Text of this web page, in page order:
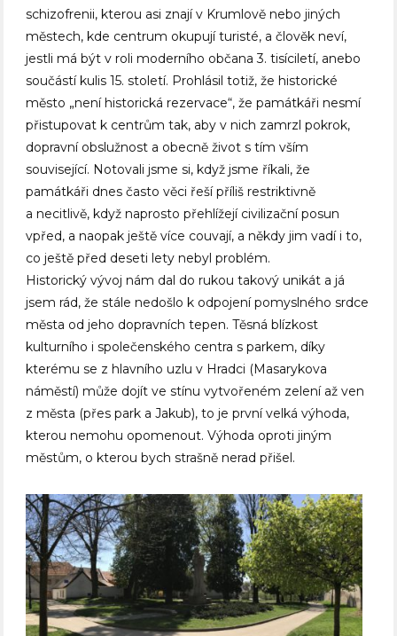
schizofrenii, kterou asi znají v Krumlově nebo jiných
městech, kde centrum okupují turisté, a člověk neví,
jestli má být v roli moderního občana 3. tisíciletí, anebo
součástí kulis 15. století. Prohlásil totiž, že historické
město „není historická rezervace“, že památkáři nesmí
přistupovat k centrům tak, aby v nich zamrzl pokrok,
dopravní obslužnost a obecně život s tím vším
související. Notovali jsme si, když jsme říkali, že
památkáři dnes často věci řeší příliš restriktivně
a necitlivě, když naprosto přehlížejí civilizační posun
vpřed, a naopak ještě více couvají, a někdy jim vadí i to,
co ještě před deseti lety nebyl problém.
Historický vývoj nám dal do rukou takový unikát a já
jsem rád, že stále nedošlo k odpojení pomyslného srdce
města od jeho dopravních tepen. Těsná blízkost
kulturního i společenského centra s parkem, díky
kterému se z hlavního uzlu v Hradci (Masarykova
náměstí) může dojít ve stínu vytvořeném zelení až ven
z města (přes park a Jakub), to je první velká výhoda,
kterou nemohu opomenout. Výhoda oproti jiným
městům, o kterou bych strašně nerad přišel.